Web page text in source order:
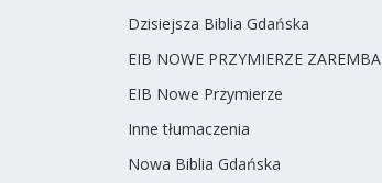
Dzisiejsza Biblia Gdańska
EIB NOWE PRZYMIERZE ZAREMBA
EIB Nowe Przymierze
Inne tłumaczenia
Nowa Biblia Gdańska